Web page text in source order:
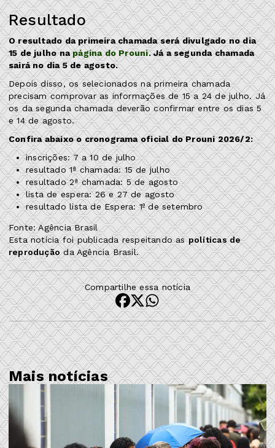
Resultado
O resultado da primeira chamada será divulgado no dia
15 de julho napágina do Prouni. Já a segunda chamada
sairá no dia 5 de agosto.
Depois disso, os selecionados na primeira chamada
precisam comprovar as informações de 15 a 24 de julho. Já
os da segunda chamada deverão confirmar entre os dias 5
e 14 de agosto.
Confira abaixo o cronograma oficial do Prouni 2026/2:
inscrições: 7 a 10 de julho
resultado 1ª chamada: 15 de julho
resultado 2ª chamada: 5 de agosto
lista de espera: 26 e 27 de agosto
resultado lista de Espera: 1º de setembro
Fonte: Agência Brasil
Esta notícia foi publicada respeitando aspolíticas de
reproduçãoda Agência Brasil.
Compartilhe essa notícia
Mais notícias